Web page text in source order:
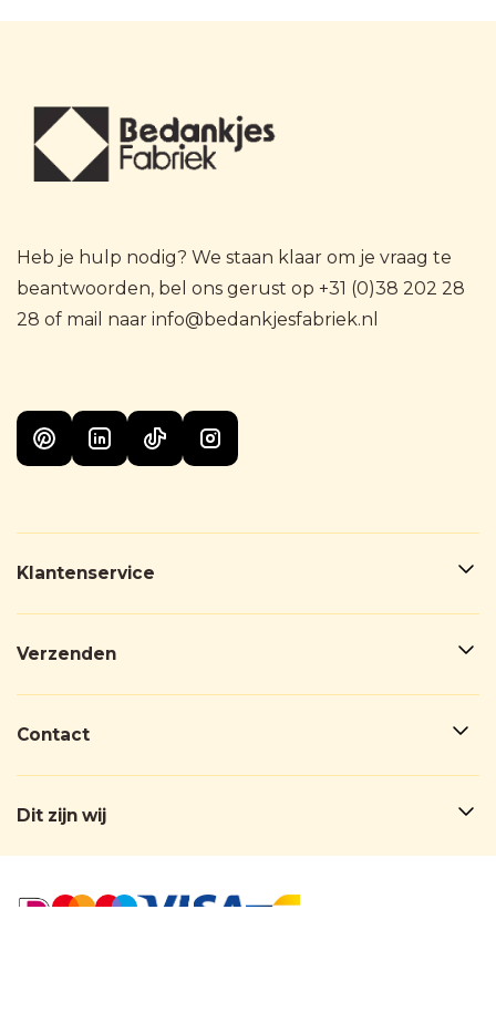
Heb je hulp nodig? We staan klaar om je vraag te
beantwoorden, bel ons gerust op +31 (0)38 202 28
28 of mail naar info@bedankjesfabriek.nl
Klantenservice
Verzenden
Contact
Dit zijn wij